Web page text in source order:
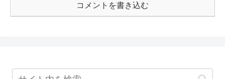
コメントを書き込む